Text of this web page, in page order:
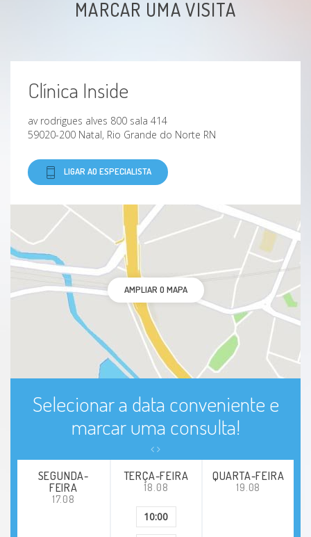
MARCAR UMA VISITA
Clínica Inside
av rodrigues alves 800 sala 414
59020-200 Natal, Rio Grande do Norte RN
LIGAR AO ESPECIALISTA
AMPLIAR O MAPA
Selecionar a data conveniente e
marcar uma consulta!
SEGUNDA-
FEIRA
17.08
TERÇA-FEIRA
18.08
10:00
QUARTA-FEIRA
19.08